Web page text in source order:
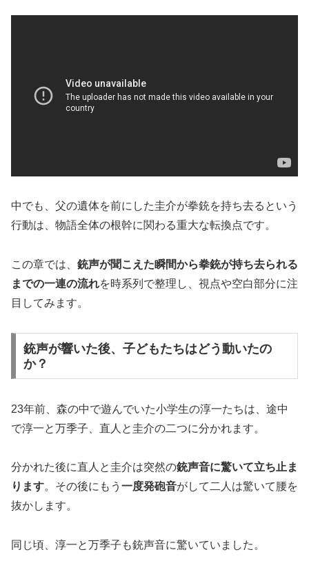
中でも、父の遺体を前にした圭介が拳銃を持ち去るという
行動は、物語全体の根幹に関わる重大な転換点です。
この章では、 銃声が聞こえた瞬間から拳銃が持ち去られる
までの一連の流れを時系列で整理し、視点や空白部分に注
目してみます。
銃声が響いた後、子どもたちはどう動いたの
か？
23年前、森の中で遊んでいた小学生の淳一たちは、途中
で淳一と万季子、直人と圭介の二つに分かれます。
分かれた後に直人と圭介は突然の銃声音に驚いて立ち止ま
ります。その後にもう 一度発砲音がして二人は驚いて腰を
抜かします。
同じ頃、淳一と万季子も銃声音に驚いていました。